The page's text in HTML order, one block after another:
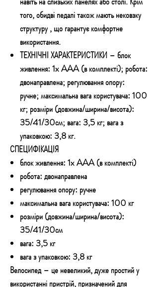
того, обидвіпедалі також мають нековзку
структуру, що гарантує комфортне
використання.
ТЕХНІЧНІ ХАРАКТЕРИСТИКИ – блок
живлення: 1x AAA (в комплекті); робота:
двонаправлена; регулювання опору:
ручне; максимальна вага користувача: 100
кг; розміри (довжина/ширина/висота):
35/41/30см; вага: 3,5 кг; вага з
упаковкою: 3,8 кг.
СПЕЦИФІКАЦІЯ
блок живлення: 1x AAA (в комплекті)
робота: двонаправлена
регулювання опору: ручне
максимальна вага користувача: 100 кг
розміри (довжина/ширина/висота):
35/41/30см
вага: 3,5 кг
вага з упаковкою: 3,8 кг
Велосипед – це невеликий, дуже простий у
використанні пристрій, призначений для